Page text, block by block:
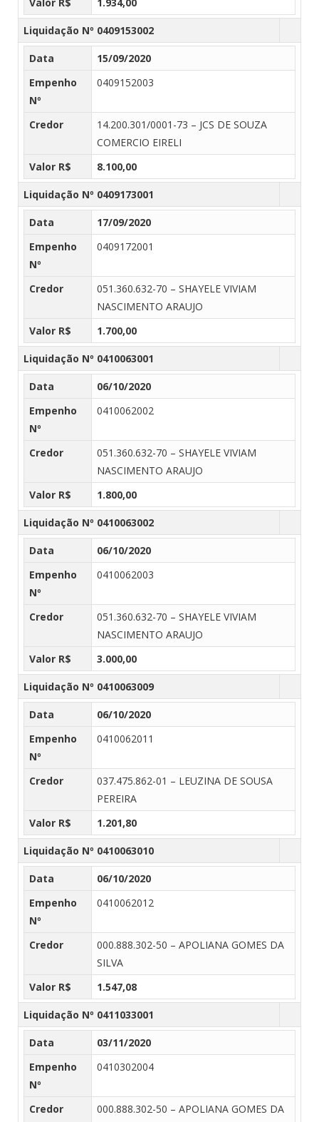
Liquidação Nº 0409153002
Data
15/09/2020
Empenho
Nº
0409152003
Credor
14.200.301/0001-73 – JCS DE SOUZA
COMERCIO EIRELI
Valor R$
8.100,00
Liquidação Nº 0409173001
Data
17/09/2020
Empenho
Nº
0409172001
Credor
051.360.632-70 – SHAYELE VIVIAM
NASCIMENTO ARAUJO
Valor R$
1.700,00
Liquidação Nº 0410063001
Data
06/10/2020
Empenho
Nº
0410062002
Credor
051.360.632-70 – SHAYELE VIVIAM
NASCIMENTO ARAUJO
Valor R$
1.800,00
Liquidação Nº 0410063002
Data
06/10/2020
Empenho
Nº
0410062003
Credor
051.360.632-70 – SHAYELE VIVIAM
NASCIMENTO ARAUJO
Valor R$
3.000,00
Liquidação Nº 0410063009
Data
06/10/2020
Empenho
Nº
0410062011
Credor
037.475.862-01 – LEUZINA DE SOUSA
PEREIRA
Valor R$
1.201,80
Liquidação Nº 0410063010
Data
06/10/2020
Empenho
Nº
0410062012
Credor
000.888.302-50 – APOLIANA GOMES DA
SILVA
Valor R$
1.547,08
Liquidação Nº 0411033001
Data
03/11/2020
Empenho
Nº
0410302004
Credor
000.888.302-50 – APOLIANA GOMES DA